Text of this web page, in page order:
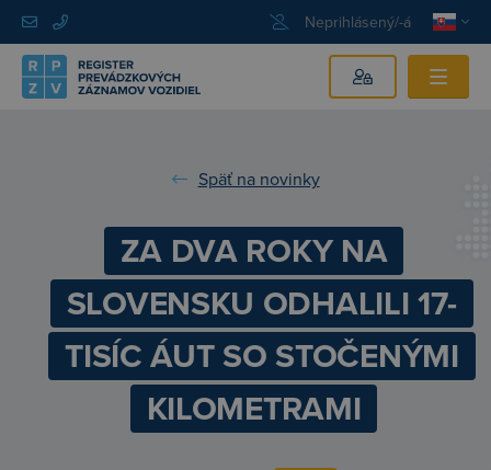
Neprihlásený/-á
Späť na novinky
ZA DVA ROKY NA
SLOVENSKU ODHALILI 17-
TISÍC ÁUT SO STOČENÝMI
KILOMETRAMI